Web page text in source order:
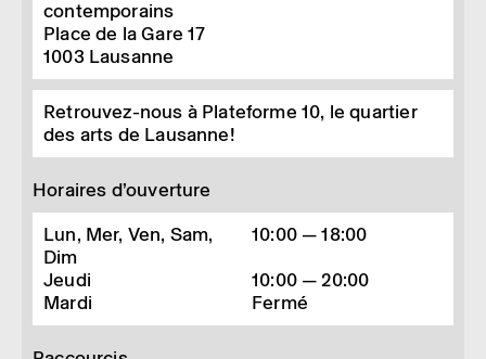
contemporains
Place de la Gare 17
1003 Lausanne
Retrouvez-nous à Plateforme 10, le quartier
des arts de Lausanne!
Horaires d’ouverture
Lun, Mer, Ven, Sam,
Dim
10:00 — 18:00
Jeudi
10:00 — 20:00
Mardi
Fermé